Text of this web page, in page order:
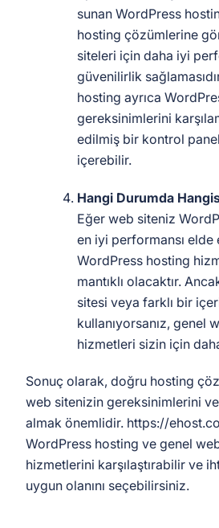
sunan WordPress
hosting çözümlerine
siteleri için daha iyi
güvenilirlik
hosting ayrıca
gereksinimlerini
edilmiş bir kontrol
içerebilir.
Hangi Durumda
Eğer web siteniz
en iyi performansı elde
WordPress hosting
mantıklı olacaktır.
sitesi veya farklı bir
kullanıyorsanız, genel
hizmetleri sizin için
Sonuç olarak, doğru hosting
web sitenizin gereksinimlerini
almak önemlidir. https://
WordPress hosting ve genel
hizmetlerini karşılaştırabilir ve
uygun olanını seçebilirsiniz.